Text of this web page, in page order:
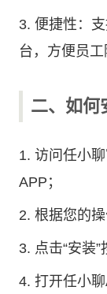
3. 便捷性：
台，方便员工
二、如何
1. 访问 任小
APP；
2. 根据您的
3. 点击“安装”
4. 打开任小